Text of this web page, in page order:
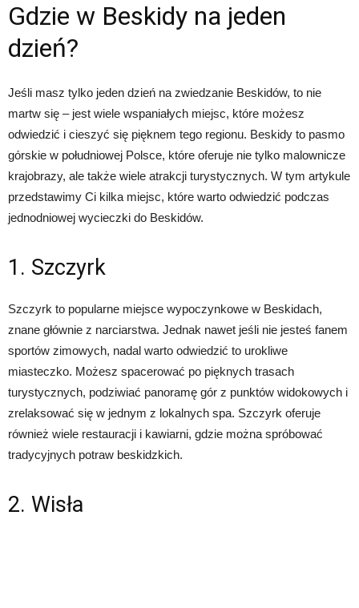
Gdzie w Beskidy na jeden
dzień?
Jeśli masz tylko jeden dzień na zwiedzanie Beskidów, to nie
martw się – jest wiele wspaniałych miejsc, które możesz
odwiedzić i cieszyć się pięknem tego regionu. Beskidy to pasmo
górskie w południowej Polsce, które oferuje nie tylko malownicze
krajobrazy, ale także wiele atrakcji turystycznych. W tym artykule
przedstawimy Ci kilka miejsc, które warto odwiedzić podczas
jednodniowej wycieczki do Beskidów.
1. Szczyrk
Szczyrk to popularne miejsce wypoczynkowe w Beskidach,
znane głównie z narciarstwa. Jednak nawet jeśli nie jesteś fanem
sportów zimowych, nadal warto odwiedzić to urokliwe
miasteczko. Możesz spacerować po pięknych trasach
turystycznych, podziwiać panoramę gór z punktów widokowych i
zrelaksować się w jednym z lokalnych spa. Szczyrk oferuje
również wiele restauracji i kawiarni, gdzie można spróbować
tradycyjnych potraw beskidzkich.
2. Wisła